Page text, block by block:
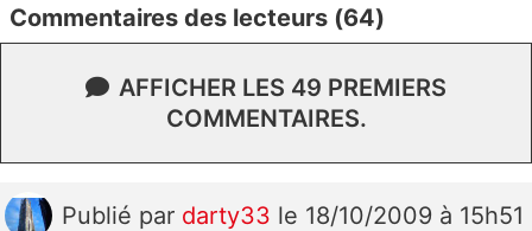
Commentaires des lecteurs (64)
AFFICHER LES 49 PREMIERS
COMMENTAIRES.
Publié par darty33 le 18/10/2009 à 15h51